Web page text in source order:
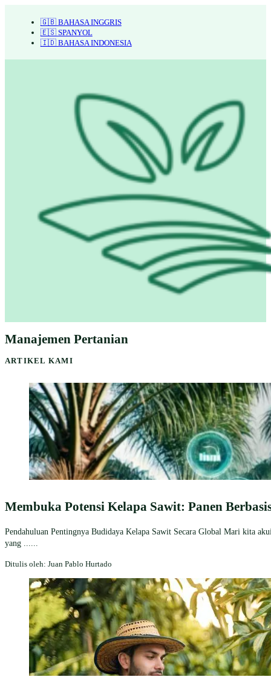
🇬🇧 BAHASA INGGRIS
🇪🇸 SPANYOL
🇮🇩 BAHASA INDONESIA
Manajemen Pertanian
ARTIKEL KAMI
Membuka Potensi Kelapa Sawit: Panen
Pendahuluan Pentingnya Budidaya Kelapa Sawit Secara Global Mari kita
yang ......
Ditulis oleh: Juan Pablo Hurtado